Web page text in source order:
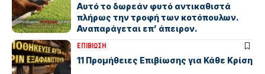
Αυτό το δωρεάν φυτό αντικαθιστά
πλήρως την τροφή των κοτόπουλων.
Αναπαράγεται επ’ άπειρον.
ΕΠΙΒΙΩΣΗ
11 Προμήθειες Επιβίωσης για Κάθε Κρίση